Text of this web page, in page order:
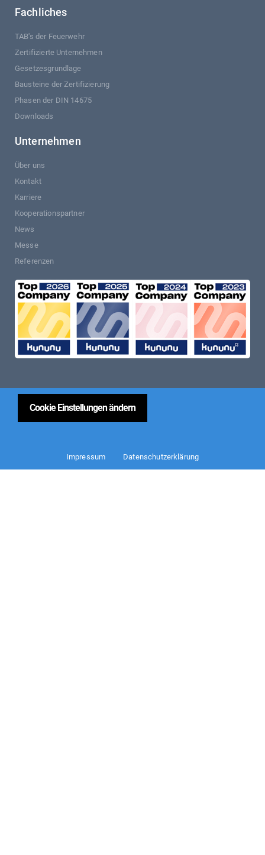
Fachliches
TAB's der Feuerwehr
Zertifizierte Unternehmen
Gesetzesgrundlage
Bausteine der Zertifizierung
Phasen der DIN 14675
Downloads
Unternehmen
Über uns
Kontakt
Karriere
Kooperationspartner
News
Messe
Referenzen
Cookie Einstellungen ändern
Impressum Datenschutzerklärung